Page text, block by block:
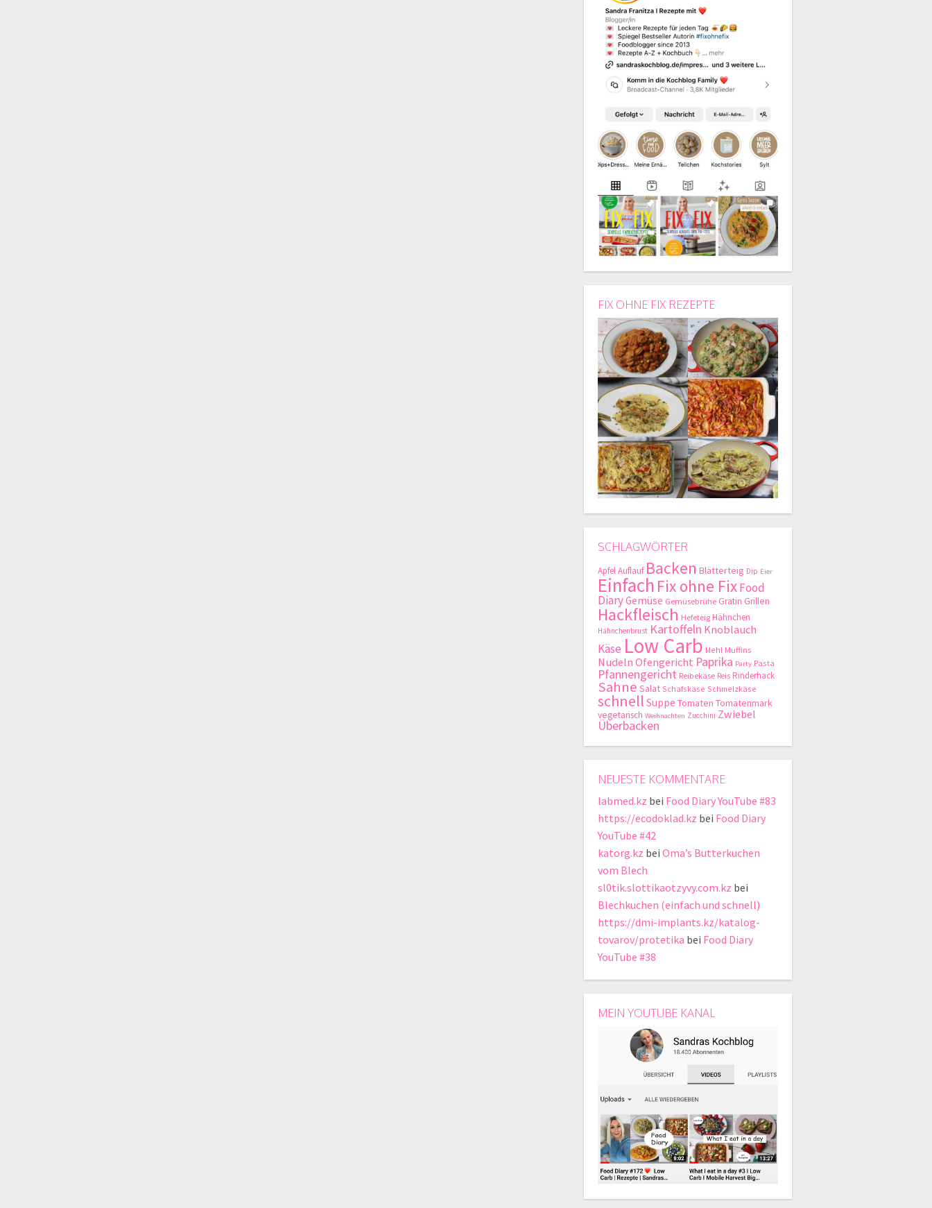
FIX OHNE FIX REZEPTE
SCHLAGWÖRTER
ApfelAuflauf Backen Blätterteig Dip Eier
Einfach Fix ohne FixFood
DiaryGemüse Gemüsebrühe Gratin Grillen
Hackfleisch Hefeteig Hähnchen
Hähnchenbrust Kartoffeln Knoblauch
Käse Low Carb Mehl Muffins
NudelnOfengericht Paprika Party Pasta
Pfannengericht Reibekäse Reis Rinderhack
Sahne Salat Schafskäse Schmelzkäse
schnell Suppe Tomaten Tomatenmark
vegetarisch Weihnachten Zucchini Zwiebel
Überbacken
NEUESTE KOMMENTARE
labmed.kz bei Food Diary YouTube #83
https://ecodoklad.kz bei Food Diary
YouTube #42
katorg.kz bei Oma’s Butterkuchen
vom Blech
sl0tik.slottikaotzyvy.com.kz bei
Blechkuchen (einfach und schnell)
https://dmi-implants.kz/katalog-
tovarov/protetika bei Food Diary
YouTube #38
MEIN YOUTUBE KANAL